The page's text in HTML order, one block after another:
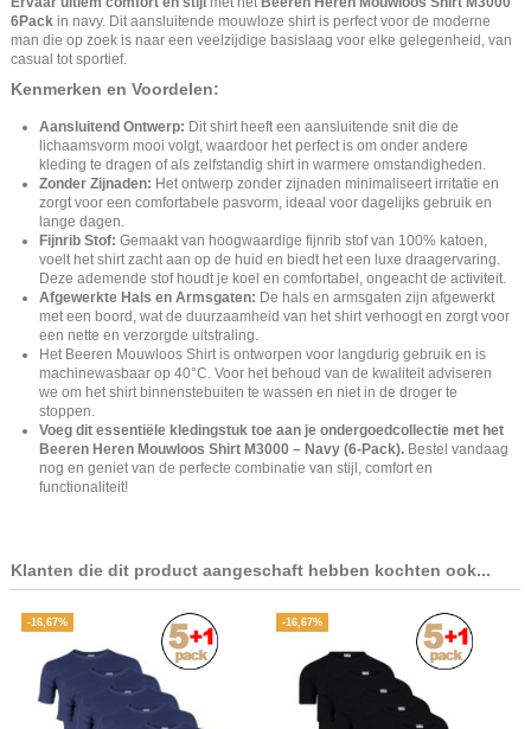
6Pack in navy. Dit aansluitende mouwloze shirt is perfect voor de moderne
man die op zoek is naar een veelzijdige basislaag voor elke gelegenheid, van
casual tot sportief.
Kenmerken en Voordelen:
Aansluitend Ontwerp: Dit shirt heeft een aansluitende snit die de
lichaamsvorm mooi volgt, waardoor het perfect is om onder andere
kleding te dragen of als zelfstandig shirt in warmere omstandigheden.
Zonder Zijnaden: Het ontwerp zonder zijnaden minimaliseert irritatie en
zorgt voor een comfortabele pasvorm, ideaal voor dagelijks gebruik en
lange dagen.
Fijnrib Stof: Gemaakt van hoogwaardige fijnrib stof van 100% katoen,
voelt het shirt zacht aan op de huid en biedt het een luxe draagervaring.
Deze ademende stof houdt je koel en comfortabel, ongeacht de activiteit.
Afgewerkte Hals en Armsgaten: De hals en armsgaten zijn afgewerkt
met een boord, wat de duurzaamheid van het shirt verhoogt en zorgt voor
een nette en verzorgde uitstraling.
Het Beeren Mouwloos Shirt is ontworpen voor langdurig gebruik en is
machinewasbaar op 40°C. Voor het behoud van de kwaliteit adviseren
we om het shirt binnenstebuiten te wassen en niet in de droger te
stoppen.
Voeg dit essentiële kledingstuk toe aan je ondergoedcollectie met het
Beeren Heren Mouwloos Shirt M3000 – Navy (6-Pack). Bestel vandaag
nog en geniet van de perfecte combinatie van stijl, comfort en
functionaliteit!
Klanten die dit product aangeschaft hebben kochten ook...
-16,67% -16,67%